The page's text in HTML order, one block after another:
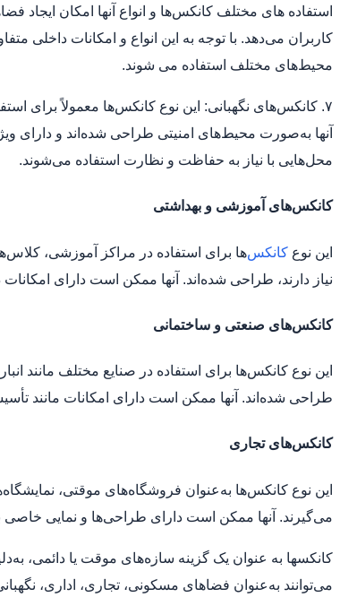
استفاده‌ های مختلف کانکس‌ها و انواع آنها امکان ایجاد
کاربران می‌دهد. با توجه به این انواع و امکانات داخلی
محیط‌های مختلف استفاده می‌ شوند.
۷. کانکس‌های نگهبانی: این نوع کانکس‌ها معمولاً برای
آنها به‌صورت محیط‌های امنیتی طراحی شده‌اند و دارای
محل‌هایی با نیاز به حفاظت و نظارت استفاده می‌شوند.
کانکس‌های آموزشی و بهداشتی
این نوع کانکس‌ها برای استفاده در مراکز آموزشی،
نیاز دارند، طراحی شده‌اند. آنها ممکن است دارای
کانکس‌های صنعتی و ساختمانی
این نوع کانکس‌ها برای استفاده در صنایع مختلف مانند
طراحی شده‌اند. آنها ممکن است دارای امکانات مانند
کانکس‌های تجاری
این نوع کانکس‌ها به‌عنوان فروشگاه‌های موقتی،
می‌گیرند. آنها ممکن است دارای طراحی‌ها و نمایی
کانکسها به عنوان یک گزینه سازه‌های موقت یا دائمی،
می‌توانند به‌عنوان فضاهای مسکونی، تجاری، اداری،